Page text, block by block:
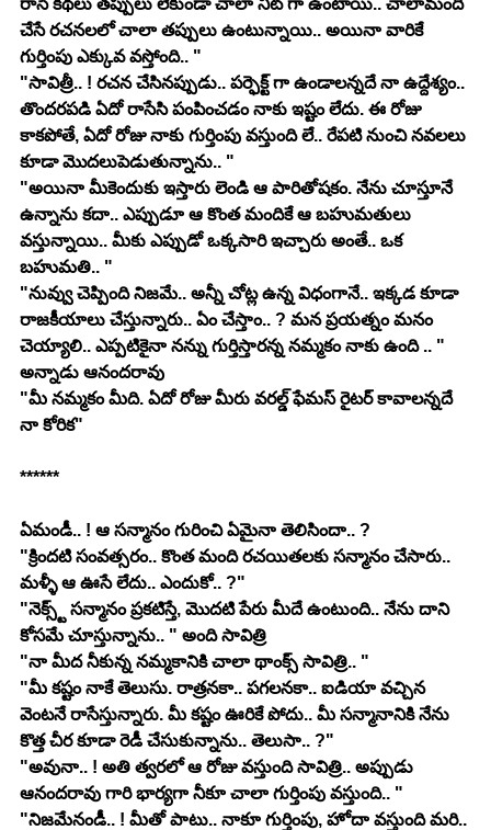
చేసే రచనలలో చాలా తప్పులు ఉంటున్నాయి.. అయినా వారికే
గుర్తింపు ఎక్కువ వస్తోంది.. "
"సావిత్రీ.. ! రచన చేసినప్పుడు.. పర్ఫెక్ట్ గా ఉండాలన్నదే నా ఉద్దేశ్యం..
తొందరపడి ఏదో రాసేసి పంపించడం నాకు ఇష్టం లేదు. ఈ రోజు
కాకపోతే, ఏదో రోజు నాకు గుర్తింపు వస్తుంది లే.. రేపటి నుంచి నవలలు
కూడా మొదలుపెడుతున్నాను.. "
"అయినా మీకెందుకు ఇస్తారు లెండి ఆ పారితోషకం. నేను చూస్తూనే
ఉన్నాను కదా.. ఎప్పుడూ ఆ కొంత మందికే ఆ బహుమతులు
వస్తున్నాయి.. మీకు ఎప్పుడో ఒక్కసారి ఇచ్చారు అంతే.. ఒక
బహుమతి.. "
"నువ్వు చెప్పింది నిజమే.. అన్నీ చోట్ల ఉన్న విధంగానే.. ఇక్కడ కూడా
రాజకీయాలు చేస్తున్నారు.. ఏం చేస్తాం.. ? మన ప్రయత్నం మనం
చెయ్యాలి.. ఎప్పటికైనా నన్ను గుర్తిస్తారన్న నమ్మకం నాకు ఉంది .. "
అన్నాడు ఆనందరావు
"మీ నమ్మకం మీది. ఏదో రోజు మీరు వరల్డ్ ఫేమస్ రైటర్ కావాలన్నదే
నా కోరిక"
******
ఏమండీ.. ! ఆ సన్మానం గురించి ఏమైనా తెలిసిందా.. ?
"క్రిందటి సంవత్సరం.. కొంత మంది రచయితలకు సన్మానం చేసారు..
మళ్ళీ ఆ ఊసే లేదు.. ఎందుకో.. ?"
"నెక్స్ట్ సన్మానం ప్రకటిస్తే, మొదటి పేరు మీదే ఉంటుంది.. నేను దాని
కోసమే చూస్తున్నాను.. " అంది సావిత్రి
"నా మీద నీకున్న నమ్మకానికి చాలా థాంక్స్ సావిత్రి.. "
"మీ కష్టం నాకే తెలుసు. రాత్రనకా.. పగలనకా.. ఐడియా వచ్చిన
వెంటనే రాసేస్తున్నారు. మీ కష్టం ఊరికే పోదు.. మీ సన్మానానికి నేను
కొత్త చీర కూడా రెడీ చేసుకున్నాను.. తెలుసా.. ?"
"అవునా.. ! అతి త్వరలో ఆ రోజు వస్తుంది సావిత్రి.. అప్పుడు
ఆనందరావు గారి భార్యగా నీకూ చాలా గుర్తింపు వస్తుంది.. "
"నిజమేనండీ.. ! మీతో పాటు.. నాకూ గుర్తింపు, హోదా వస్తుంది మరి..